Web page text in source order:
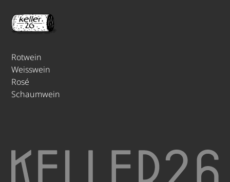
Rotwein
Weisswein
Rosé
Schaumwein